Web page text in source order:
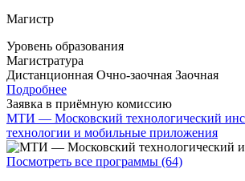
Магистр
Уровень образования
Магистратура
Дистанционная Очно-заочная Заочная
Подробнее
Заявка в приёмную комиссию
МТИ — Московский технологический
технологии и мобильные приложения
Посмотреть все программы (64)